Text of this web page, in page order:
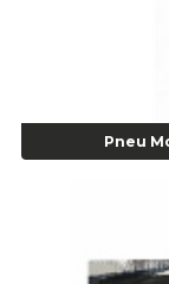
Agulha
Agulha Inserto
Agulha Inserto
Agulha Inserto
Agulha para
Alicate Bico Curvo -
Pneu